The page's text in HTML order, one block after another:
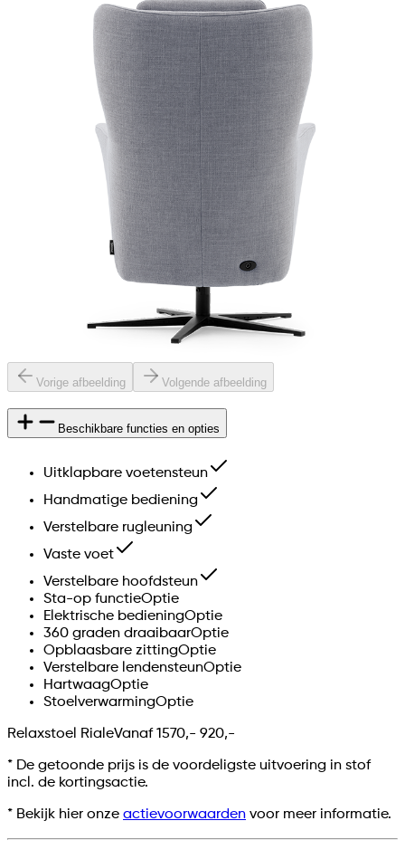
Vorige afbeelding Volgende afbeelding
Beschikbare functies en opties
Uitklapbare voetensteun
Handmatige bediening
Verstelbare rugleuning
Vaste voet
Verstelbare hoofdsteun
Sta-op functieOptie
Elektrische bedieningOptie
360 graden draaibaarOptie
Opblaasbare zittingOptie
Verstelbare lendensteunOptie
HartwaagOptie
StoelverwarmingOptie
Relaxstoel RialeVanaf 1570,- 920,-
* De getoonde prijs is de voordeligste uitvoering in stof
incl. de kortingsactie.
* Bekijk hier onze actievoorwaarden voor meer informatie.